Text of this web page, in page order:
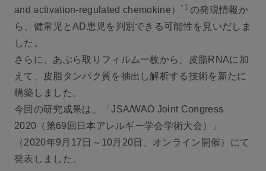
and activation-regulated chemokine）
*1 の発現情報か
ら、健常児とAD患児を判別できる可能性を見いだしま
した。
さらに、あぶら取りフィルム一枚から、皮脂RNAに加
えて、皮脂タンパク質を抽出し解析する技術を新たに
構築しました。
今回の研究成果は、「JSA/WAO Joint Congress
2020（第69回日本アレルギー学会学術大会）」
（2020年9月17日～10月20日、オンライン開催）にて
発表しました。